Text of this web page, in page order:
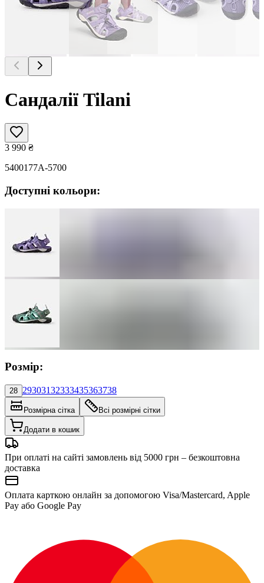
Сандалії Tilani
3 990 ₴
5400177A-5700
Доступні кольори:
Розмір:
28 29303132333435363738
Розмірна сітка Всі розмірні сітки
Додати в кошик
При оплаті на сайті замовлень від 5000 грн – безкоштовна
доставка
Оплата карткою онлайн за допомогою Visa/Mastercard, Apple
Pay або Google Pay